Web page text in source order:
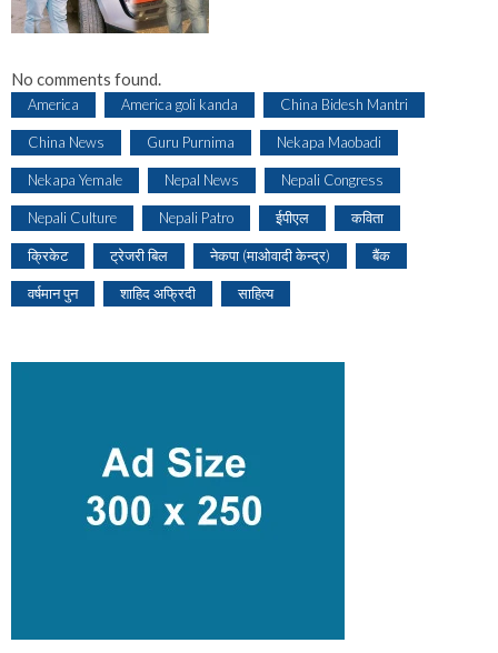
No comments found.
America America goli kanda China Bidesh Mantri
China News Guru Purnima Nekapa Maobadi
Nekapa Yemale Nepal News Nepali Congress
Nepali Culture Nepali Patro ईपीएल कविता
क्रिकेट ट्रेजरी बिल नेकपा (माओवादी केन्द्र) बैंक
वर्षमान पुन शाहिद अफ्रिदी साहित्य